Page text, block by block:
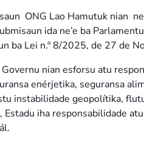
ONG Lao Hamutuk nian
ida ne’e ba
ba Lei n.º 8/2025, de 27 de
Governu nian esforsu atu
enérjetika, seguransa
instabilidade geopolítika,
Estadu iha responsabilidade